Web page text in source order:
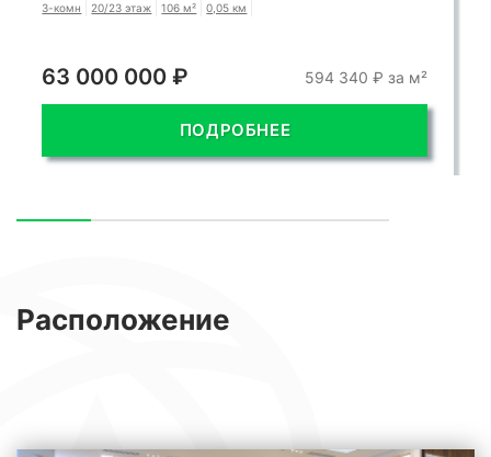
3-комн 20/23 этаж 106 м² 0,05 км
63 000 000 ₽ 594 340 ₽ за м²
ПОДРОБНЕЕ
Расположение